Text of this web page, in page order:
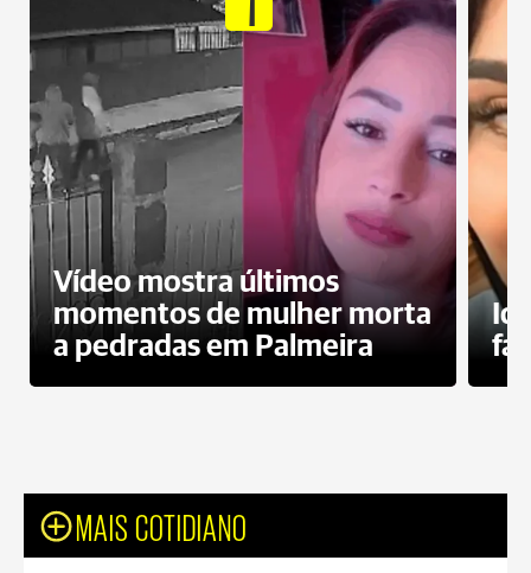
Vídeo mostra últimos
momentos de mulher morta
a pedradas em Palmeira
MAIS COTIDIANO